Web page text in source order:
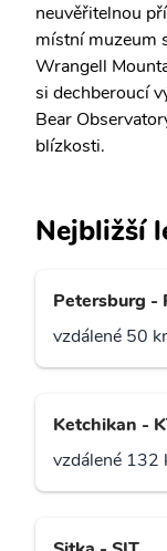
neuvěřitelnou
místní muzeum
Wrangell
si dechberoucí
Bear
blízkosti.
Nejbližší
Petersburg -
vzdálené 50
Ketchikan -
vzdálené 132